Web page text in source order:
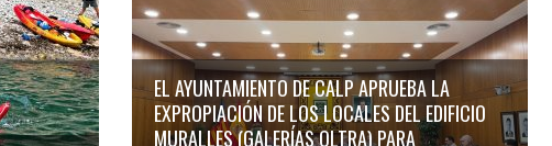
EL AYUNTAMIENTO DE CALP APRUEBA LA
EXPROPIACIÓN DE LOS LOCALES DEL EDIFICIO
MURALLES (GALERÍAS OLTRA) PARA